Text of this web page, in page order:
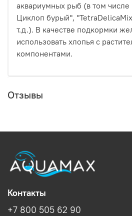
аквариумных рыб (в том
Циклоп бурый",
т.д.). В качестве подкормки
использовать хлопья с
компонентами.
Отзывы
Контакты
+7 800 505 62 90